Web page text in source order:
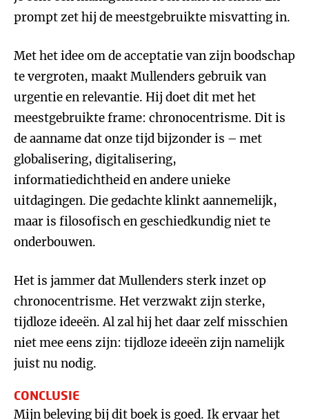
prompt zet hij de meestgebruikte misvatting in.
Met het idee om de acceptatie van zijn boodschap
te vergroten, maakt Mullenders gebruik van
urgentie en relevantie. Hij doet dit met het
meestgebruikte frame: chronocentrisme. Dit is
de aanname dat onze tijd bijzonder is – met
globalisering, digitalisering,
informatiedichtheid en andere unieke
uitdagingen. Die gedachte klinkt aannemelijk,
maar is filosofisch en geschiedkundig niet te
onderbouwen.
Het is jammer dat Mullenders sterk inzet op
chronocentrisme. Het verzwakt zijn sterke,
tijdloze ideeën. Al zal hij het daar zelf misschien
niet mee eens zijn: tijdloze ideeën zijn namelijk
juist nu nodig.
CONCLUSIE
Mijn beleving bij dit boek is goed. Ik ervaar het